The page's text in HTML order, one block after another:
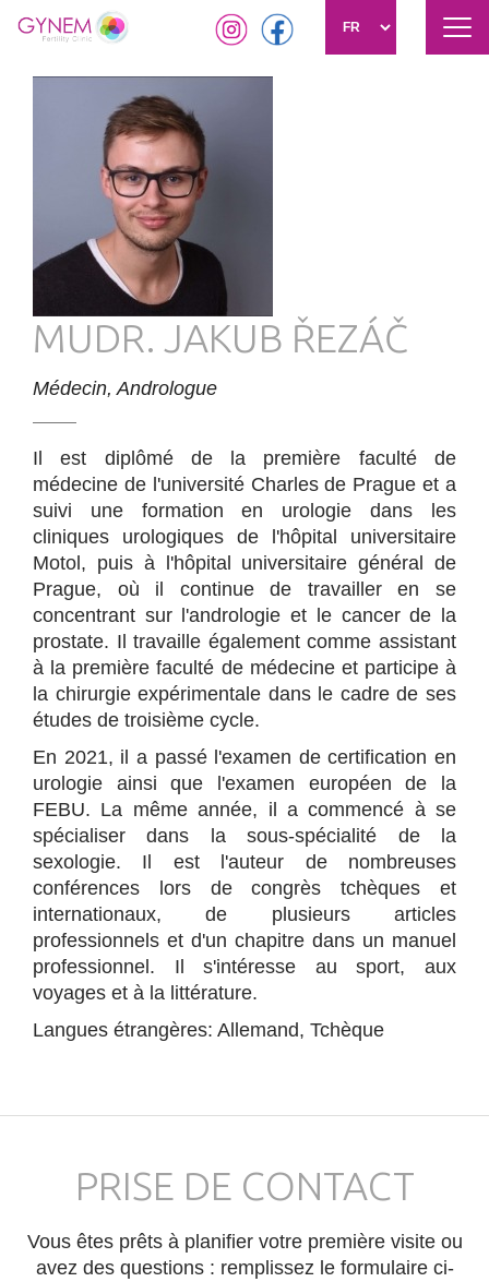
MUDR. JAKUB ŘEZÁČ
Médecin, Andrologue
Il est diplômé de la première faculté de
médecine de l'université Charles de Prague et a
suivi une formation en urologie dans les
cliniques urologiques de l'hôpital universitaire
Motol, puis à l'hôpital universitaire général de
Prague, où il continue de travailler en se
concentrant sur l'andrologie et le cancer de la
prostate. Il travaille également comme assistant
à la première faculté de médecine et participe à
la chirurgie expérimentale dans le cadre de ses
études de troisième cycle.
En 2021, il a passé l'examen de certification en
urologie ainsi que l'examen européen de la
FEBU. La même année, il a commencé à se
spécialiser dans la sous-spécialité de la
sexologie. Il est l'auteur de nombreuses
conférences lors de congrès tchèques et
internationaux, de plusieurs articles
professionnels et d'un chapitre dans un manuel
professionnel. Il s'intéresse au sport, aux
voyages et à la littérature.
Langues étrangères: Allemand, Tchèque
PRISE DE CONTACT
Vous êtes prêts à planifier votre première visite ou
avez des questions : remplissez le formulaire ci-